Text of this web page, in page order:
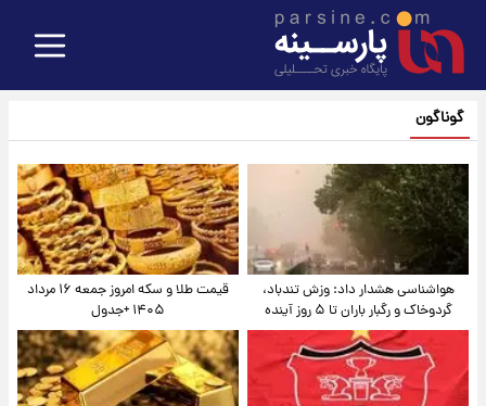
گوناگون
هواشناسی هشدار داد: وزش تندباد،
گردوخاک و رگبار باران تا ۵ روز آینده
قیمت طلا و سکه امروز جمعه ۱۶ مرداد
۱۴۰۵ +جدول